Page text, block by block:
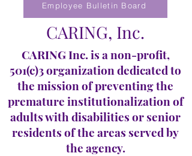
CARING, Inc.
CARING Inc. is a non-profit,
501(c)3 organization dedicated to
the mission of preventing the
premature institutionalization of
adults with disabilities or senior
residents of the areas served by
the agency.
Employee Bulletin Board